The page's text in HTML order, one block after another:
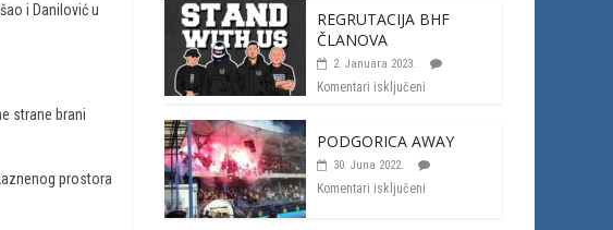
i Danilović u
strane brani
prostora
REGRUTACIJA BHF
ČLANOVA
2. Januara 2023.
Komentari isključeni
PODGORICA AWAY
30. Juna 2022.
Komentari isključeni